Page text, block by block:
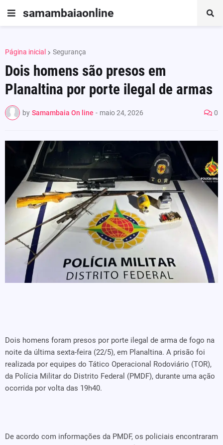
samambaiaonline
Página inicial Segurança
Dois homens são presos em
Planaltina por porte ilegal de armas
by Samambaia On line - maio 24, 2026 0
Dois homens foram presos por porte ilegal de arma de fogo na
noite da última sexta-feira (22/5), em Planaltina. A prisão foi
realizada por equipes do Tático Operacional Rodoviário (TOR),
da Polícia Militar do Distrito Federal (PMDF), durante uma ação
ocorrida por volta das 19h40.
De acordo com informações da PMDF, os policiais encontraram